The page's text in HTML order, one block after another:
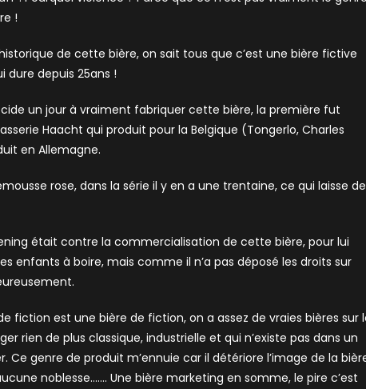
!
de cette bière, on sait tous que c’est une bière fictive
dure depuis 25ans !
un jour à vraiment fabriquer cette bière, la première fut
Haacht qui produit pour la Belgique (Tongerlo, Charles
en Allemagne.
rose, dans la série il y en a une trentaine, ce qui laisse
était contre la commercialisation de cette bière, pour lui
enfants à boire, mais comme il n’a pas déposé les droits sur
fiction est une bière de fiction, on a assez de vraies bières sur
rien de plus classique, industrielle et qui n’existe pas dans un
genre de produit m’ennuie car il détériore l’image de la
noblesse……. Une bière marketing en somme, le pire c’est